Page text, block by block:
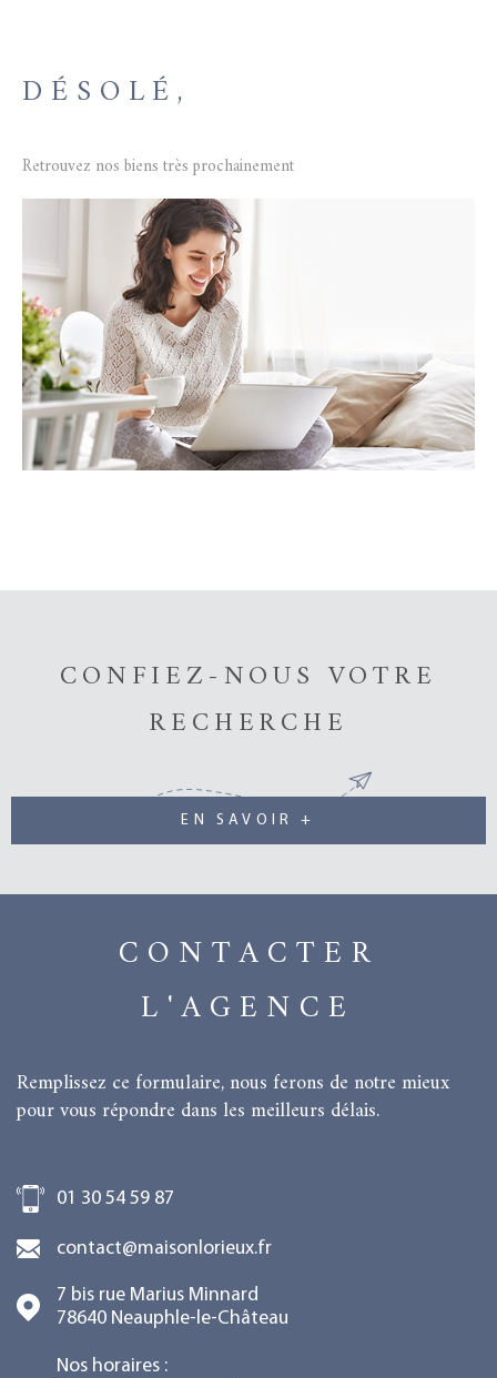
DÉSOLÉ,
Retrouvez nos biens très prochainement
CONFIEZ-NOUS VOTRE
RECHERCHE
EN SAVOIR +
CONTACTER
L'AGENCE
Remplissez ce formulaire, nous ferons de notre mieux
pour vous répondre dans les meilleurs délais.
01 30 54 59 87
contact@maisonlorieux.fr
7 bis rue Marius Minnard
78640
Neauphle-le-Château
Nos horaires :